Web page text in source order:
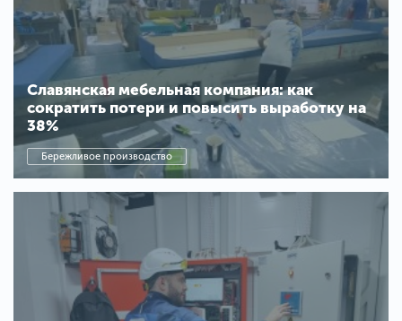
Славянская мебельная компания: как
сократить потери и повысить выработку на
38%
Бережливое производство